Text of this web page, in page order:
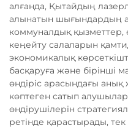
алғанда, Қытайдың
алынатын шығындардың
коммуналдық қызметтер,
кеңейту салаларын
экономикалық
басқаруға және бірінші
өндіріс арасындағы
көптеген сатып
өндірушілерін
ретінде қарастырады,